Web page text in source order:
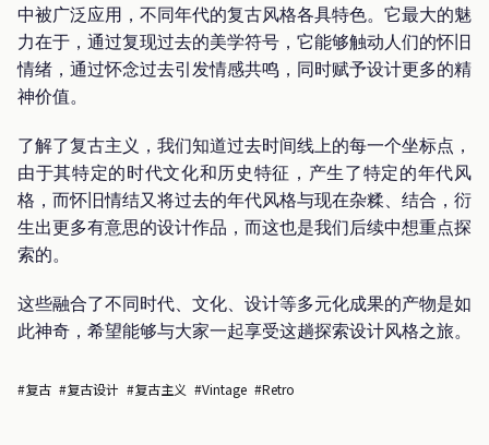
中被广泛应用，不同年代的复古风格各具特色。它最大的魅
力在于，通过复现过去的美学符号，它能够触动人们的怀旧
情绪，通过怀念过去引发情感共鸣，同时赋予设计更多的精
神价值。
了解了复古主义，我们知道过去时间线上的每一个坐标点，
由于其特定的时代文化和历史特征，产生了特定的年代风
格，而怀旧情结又将过去的年代风格与现在杂糅、结合，衍
生出更多有意思的设计作品，而这也是我们后续中想重点探
索的。
这些融合了不同时代、文化、设计等多元化成果的产物是如
此神奇，希望能够与大家一起享受这趟探索设计风格之旅。
#复古 #复古设计 #复古主义 #Vintage #Retro